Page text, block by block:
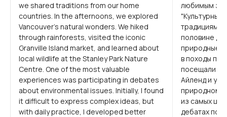
we shared traditions from our home
countries. In the afternoons, we explored
Vancouver's natural wonders. We hiked
through rainforests, visited the iconic
Granville Island market, and learned about
local wildlife at the Stanley Park Nature
Centre. One of the most valuable
experiences was participating in debates
about environmental issues. Initially, I found
it difficult to express complex ideas, but
with daily practice, I developed better
любимым
"Культурный
традициями
половине
природные
в походы по
посещали
Айленд и
природном
из самых
дебатах по